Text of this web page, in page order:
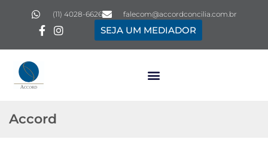
(11) 4028-6626 falecom@accordconcilia.com.br
SEJA UM MEDIADOR
Accord